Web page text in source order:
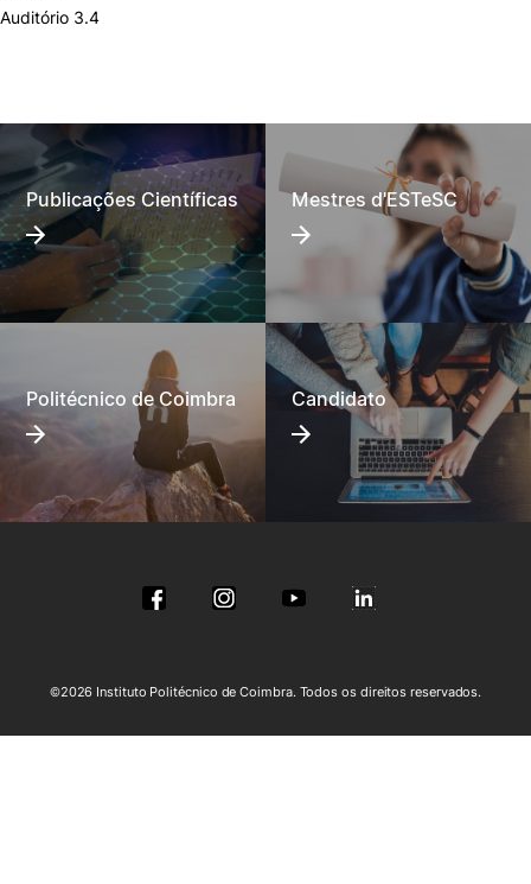
Auditório 3.4
Publicações Científicas Mestres d'ESTeSC
Politécnico de Coimbra Candidato
©2026 Instituto Politécnico de Coimbra. Todos os direitos reservados.